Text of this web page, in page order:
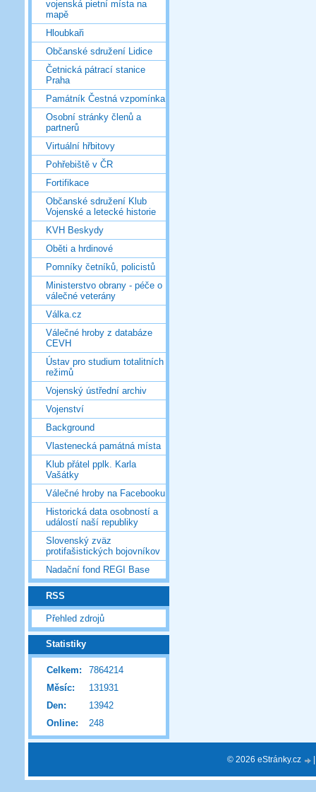
vojenská pietní místa na
mapě
Hloubkaři
Občanské sdružení Lidice
Četnická pátrací stanice
Praha
Památník Čestná vzpomínka
Osobní stránky členů a
partnerů
Virtuální hřbitovy
Pohřebiště v ČR
Fortifikace
Občanské sdružení Klub
Vojenské a letecké historie
KVH Beskydy
Oběti a hrdinové
Pomníky četníků, policistů
Ministerstvo obrany - péče o
válečné veterány
Válka.cz
Válečné hroby z databáze
CEVH
Ústav pro studium totalitních
režimů
Vojenský ústřední archiv
Vojenství
Background
Vlastenecká památná místa
Klub přátel pplk. Karla
Vašátky
Válečné hroby na Facebooku
Historická data osobností a
událostí naší republiky
Slovenský zväz
protifašistických bojovníkov
Nadační fond REGI Base
RSS
Přehled zdrojů
Statistiky
Online: 248
Celkem:
7864214
Měsíc:
131931
Den:
13942
© 2026 eStránky.cz